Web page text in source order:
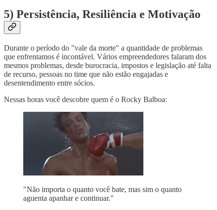
5) Persistência, Resiliência e Motivação
Durante o período do "vale da morte" a quantidade de problemas
que enfrentamos é incontável. Vários empreendedores falaram dos
mesmos problemas, desde burocracia, impostos e legislação até falta
de recurso, pessoas no time que não estão engajadas e
desentendimento entre sócios.
Nessas horas você descobre quem é o Rocky Balboa:
"Não importa o quanto você bate, mas sim o quanto
aguenta apanhar e continuar."